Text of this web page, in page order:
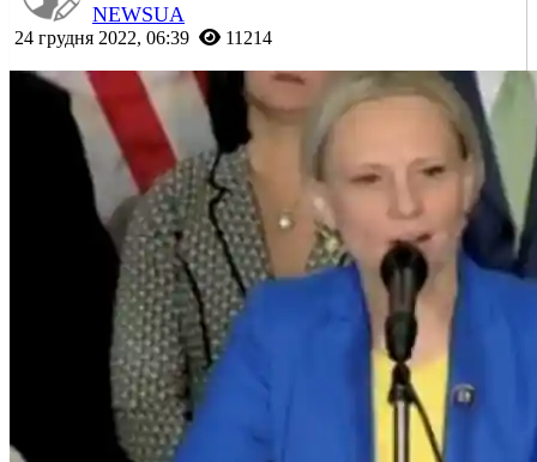
NEWSUA
24 грудня 2022, 06:39 11214